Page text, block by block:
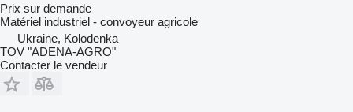
Prix sur demande
Matériel industriel - convoyeur agricole
Ukraine, Kolodenka
TOV "ADENA-AGRO"
Contacter le vendeur